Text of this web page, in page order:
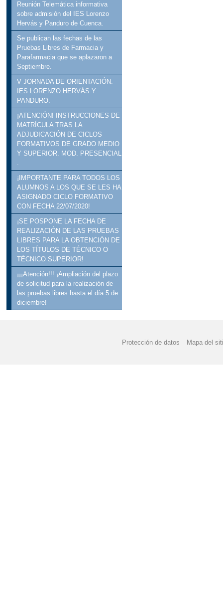
Reunión Telemática informativa
sobre admisión del IES Lorenzo
Hervás y Panduro de Cuenca.
Se publican las fechas de las
Pruebas Libres de Farmacia y
Parafarmacia que se aplazaron a
Septiembre.
V JORNADA DE ORIENTACIÓN.
IES LORENZO HERVÁS Y
PANDURO.
¡ATENCIÓN! INSTRUCCIONES DE
MATRÍCULA TRAS LA
ADJUDICACIÓN DE CICLOS
FORMATIVOS DE GRADO MEDIO
Y SUPERIOR. MOD. PRESENCIAL
.
¡IMPORTANTE PARA TODOS LOS
ALUMNOS A LOS QUE SE LES HA
ASIGNADO CICLO FORMATIVO
CON FECHA 22/07/2020!
¡SE POSPONE LA FECHA DE
REALIZACIÓN DE LAS PRUEBAS
LIBRES PARA LA OBTENCIÓN DE
LOS TÍTULOS DE TÉCNICO O
TÉCNICO SUPERIOR!
¡¡¡Atención!!! ¡Ampliación del plazo
de solicitud para la realización de
las pruebas libres hasta el día 5 de
diciembre!
Protección de datos Mapa del